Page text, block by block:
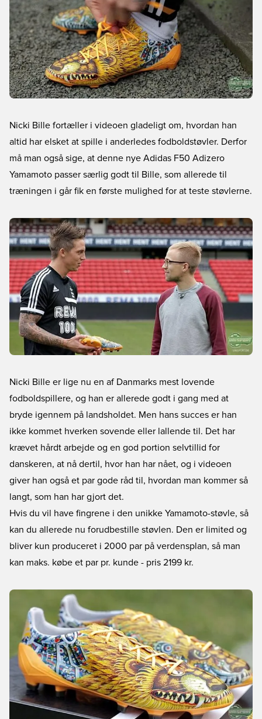
Nicki Bille fortæller i videoen gladeligt om, hvordan han
altid har elsket at spille i anderledes fodboldstøvler. Derfor
må man også sige, at denne nye Adidas F50 Adizero
Yamamoto passer særlig godt til Bille, som allerede til
træningen i går fik en første mulighed for at teste støvlerne.
Nicki Bille er lige nu en af Danmarks mest lovende
fodboldspillere, og han er allerede godt i gang med at
bryde igennem på landsholdet. Men hans succes er han
ikke kommet hverken sovende eller lallende til. Det har
krævet hårdt arbejde og en god portion selvtillid for
danskeren, at nå dertil, hvor han har nået, og i videoen
giver han også et par gode råd til, hvordan man kommer så
langt, som han har gjort det.
Hvis du vil have fingrene i den unikke Yamamoto-støvle, så
kan du allerede nu forudbestille støvlen. Den er limited og
bliver kun produceret i 2000 par på verdensplan, så man
kan maks. købe et par pr. kunde - pris 2199 kr.